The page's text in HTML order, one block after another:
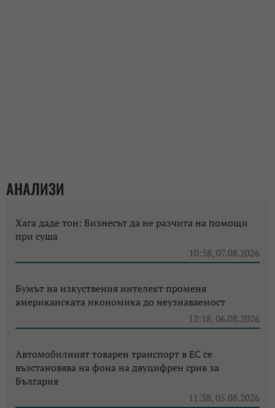
АНАЛИЗИ
Хага даде тон: Бизнесът да не разчита на помощи
при суша
10:58, 07.08.2026
Бумът на изкуствения интелект променя
американската икономика до неузнаваемост
12:18, 06.08.2026
Автомобилният товарен транспорт в ЕС се
възстановява на фона на двуцифрен срив за
България
11:38, 05.08.2026